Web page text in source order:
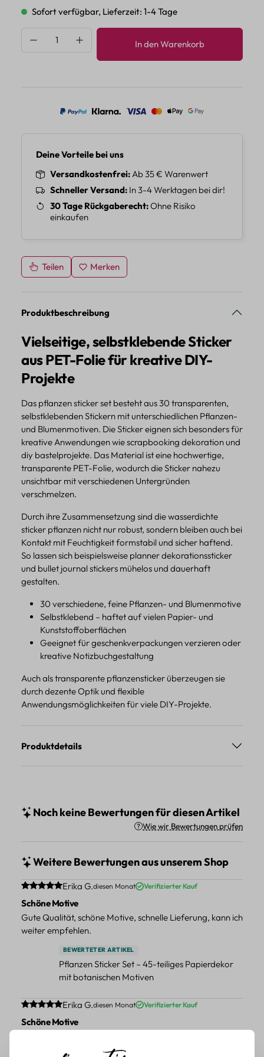
Sofort verfügbar, Lieferzeit: 1-4 Tage
Produkt Anzahl: Gib den gewünschten
In den Warenkorb
Deine Vorteile bei uns
Versandkostenfrei Ab 35 € Warenwert
Schneller Versand In 3-4 Werktagen bei dir!
30 Tage Rückgaberecht Ohne Risiko
einkaufen
Teilen Merken
Produktbeschreibung
Vielseitige, selbstklebende Sticker
aus PET-Folie für kreative DIY-
Projekte
Das pflanzen sticker set besteht aus 30 transparenten,
selbstklebenden Stickern mit unterschiedlichen Pflanzen-
und Blumenmotiven. Die Sticker eignen sich besonders für
kreative Anwendungen wie scrapbooking dekoration und
diy bastelprojekte. Das Material ist eine hochwertige,
transparente PET-Folie, wodurch die Sticker nahezu
unsichtbar mit verschiedenen Untergründen
verschmelzen.
Durch ihre Zusammensetzung sind die wasserdichte
sticker pflanzen nicht nur robust, sondern bleiben auch bei
Kontakt mit Feuchtigkeit formstabil und sicher haftend.
So lassen sich beispielsweise planner dekorationssticker
und bullet journal stickers mühelos und dauerhaft
gestalten.
30 verschiedene, feine Pflanzen- und Blumenmotive
Selbstklebend – haftet auf vielen Papier- und
Kunststoffoberflächen
Geeignet für geschenkverpackungen verzieren oder
kreative Notizbuchgestaltung
Auch als transparente pflanzensticker überzeugen sie
durch dezente Optik und flexible
Anwendungsmöglichkeiten für viele DIY-Projekte.
Produktdetails
Noch keine Bewertungen für diesen Artikel
Wie wir Bewertungen prüfen
Weitere Bewertungen aus unserem Shop
Durchschnittliche Bewertung von 5 von 5 Sternen
Erika G.diesen Monat Verifizierter Kauf
Schöne Motive
Gute Qualität, schöne Motive, schnelle Lieferung, kann ich
weiter empfehlen.
BEWERTETER ARTIKEL
Pflanzen Sticker Set – 45-teiliges Papierdekor
mit botanischen Motiven
Durchschnittliche Bewertung von 5 von 5 Sternen
Erika G.diesen Monat Verifizierter Kauf
Schöne Motive
würde sie wieder kaufen.